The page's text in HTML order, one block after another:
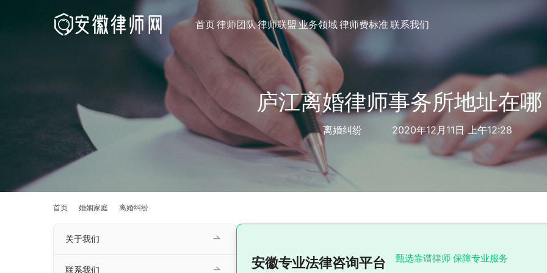
首页律师团队律师联盟业务领域律师费标准联系我们
庐江离婚律师事务所地址在
离婚纠纷 2020年12月11日 上午12:28
首页 婚姻家庭 离婚纠纷
安徽专业法律咨询平台 甄选靠谱律师 保障专业服务
关于我们
联系我们